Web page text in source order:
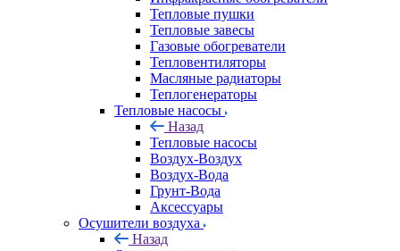
Тепловые пушки
Тепловые завесы
Газовые обогреватели
Тепловентиляторы
Масляные радиаторы
Теплогенераторы
Тепловые насосы
Назад
Тепловые насосы
Воздух-Воздух
Воздух-Вода
Грунт-Вода
Аксессуары
Осушители воздуха
Назад